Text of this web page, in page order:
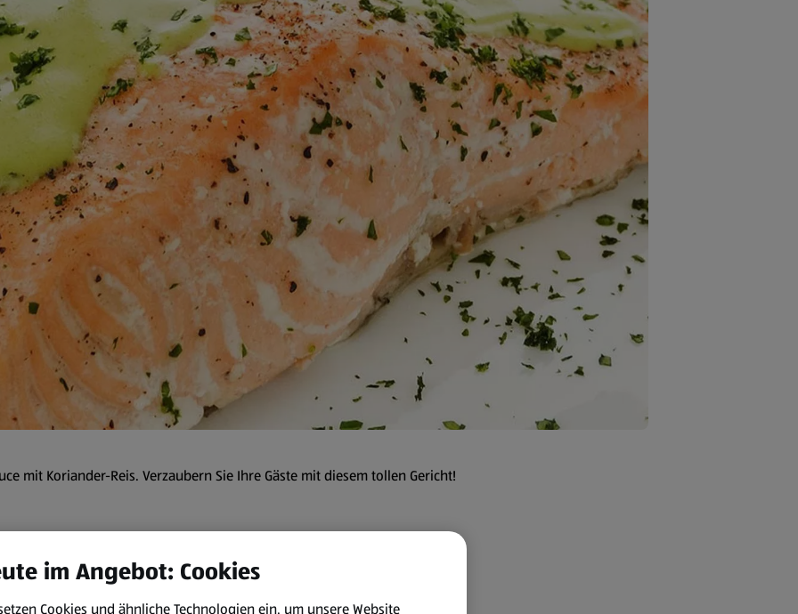
mit Koriander-Reis. Verzaubern Sie Ihre Gäste mit diesem tollen Gericht!
im Angebot: Cookies
Cookies und ähnliche Technologien ein, um unsere Website